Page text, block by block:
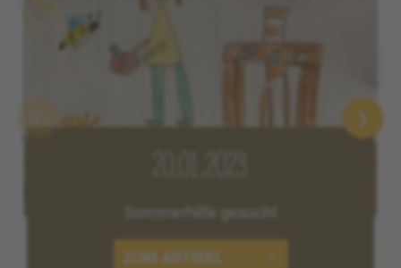
Sommerhilfe gesucht
ZUM ARTIKEL